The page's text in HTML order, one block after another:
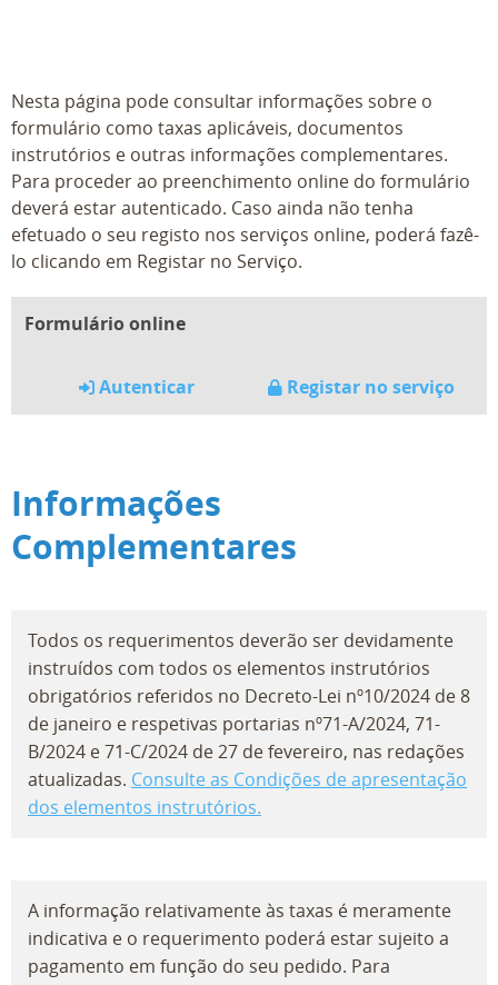
Nesta página pode consultar informações sobre o
formulário como taxas aplicáveis, documentos
instrutórios e outras informações complementares.
Para proceder ao preenchimento online do formulário
deverá estar autenticado. Caso ainda não tenha
efetuado o seu registo nos serviços online, poderá fazê-
lo clicando em Registar no Serviço.
Formulário online
Autenticar Registar no serviço
Informações
Complementares
Todos os requerimentos deverão ser devidamente
instruídos com todos os elementos instrutórios
obrigatórios referidos no Decreto-Lei nº10/2024 de 8
de janeiro e respetivas portarias nº71-A/2024, 71-
B/2024 e 71-C/2024 de 27 de fevereiro, nas redações
atualizadas. Consulte as Condições de apresentação
dos elementos instrutórios.
A informação relativamente às taxas é meramente
indicativa e o requerimento poderá estar sujeito a
pagamento em função do seu pedido. Para